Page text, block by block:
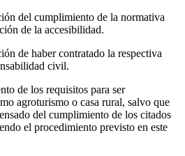
del cumplimiento de la normativa
de la accesibilidad.
de haber contratado la respectiva
civil.
de los requisitos para ser
agroturismo o casa rural, salvo que
del cumplimiento de los citados
el procedimiento previsto en este